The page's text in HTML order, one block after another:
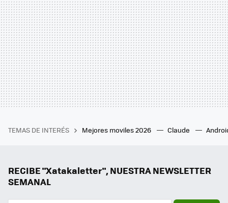
TEMAS DE INTERÉS Mejores moviles 2026 Claude
RECIBE "Xatakaletter", NUESTRA NEWSLETTER
SEMANAL